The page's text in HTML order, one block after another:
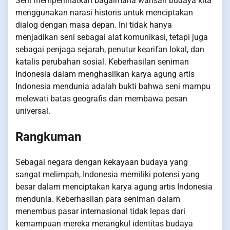
menggunakan narasi historis untuk menciptakan
dialog dengan masa depan. Ini tidak hanya
menjadikan seni sebagai alat komunikasi, tetapi juga
sebagai penjaga sejarah, penutur kearifan lokal, dan
katalis perubahan sosial. Keberhasilan seniman
Indonesia dalam menghasilkan karya agung artis
Indonesia mendunia adalah bukti bahwa seni mampu
melewati batas geografis dan membawa pesan
universal.
Rangkuman
Sebagai negara dengan kekayaan budaya yang
sangat melimpah, Indonesia memiliki potensi yang
besar dalam menciptakan karya agung artis Indonesia
mendunia. Keberhasilan para seniman dalam
menembus pasar internasional tidak lepas dari
kemampuan mereka merangkul identitas budaya